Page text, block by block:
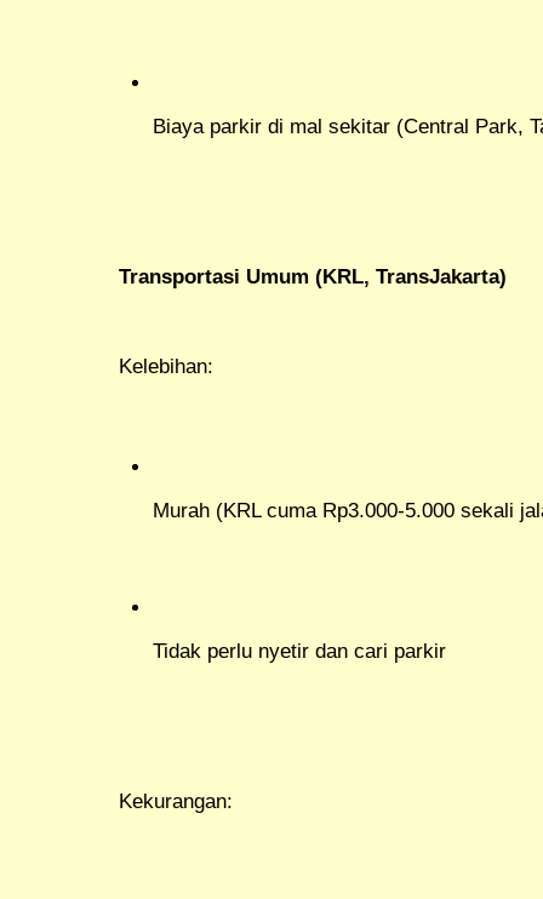
Biaya parkir di mal sekitar (Central Park,
Transportasi Umum (KRL, TransJakarta)
Kelebihan:
Murah (KRL cuma Rp3.000-5.000 sekali
Tidak perlu nyetir dan cari parkir
Kekurangan: